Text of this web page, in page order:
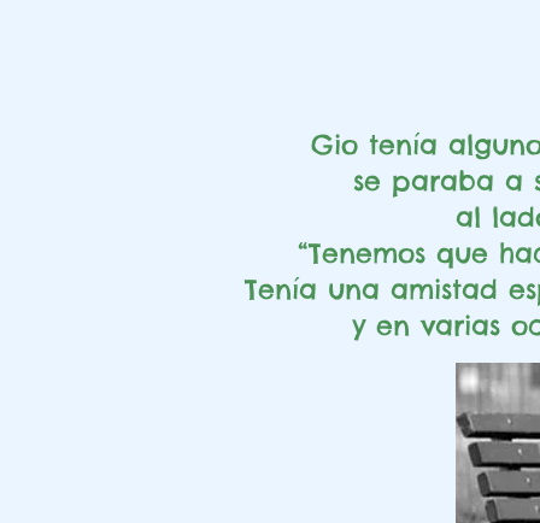
Gio tenía
se paraba a
al
“Tenemos que
Tenía una amistad
y en varias